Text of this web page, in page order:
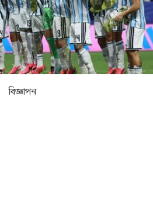
বিজ্ঞাপন